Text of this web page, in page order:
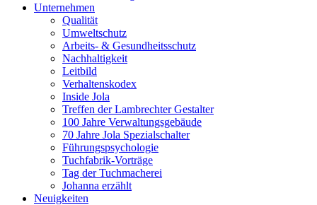
Unternehmen
Qualität
Umweltschutz
Arbeits- & Gesundheitsschutz
Nachhaltigkeit
Leitbild
Verhaltenskodex
Inside Jola
Treffen der Lambrechter Gestalter
100 Jahre Verwaltungsgebäude
70 Jahre Jola Spezialschalter
Führungspsychologie
Tuchfabrik-Vorträge
Tag der Tuchmacherei
Johanna erzählt
Neuigkeiten